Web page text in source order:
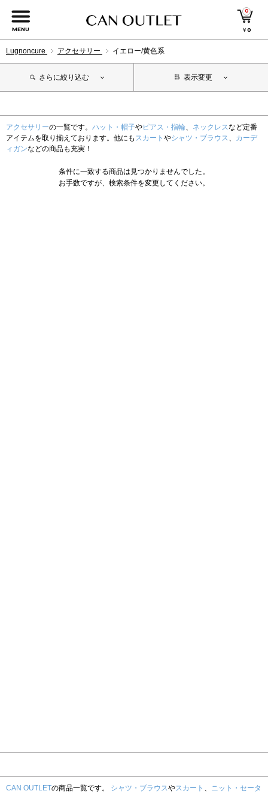
MENU
0
￥0
Lugnoncure アクセサリー イエロー/黄色系
さらに絞り込む 表示変更
アクセサリーの一覧です。 ハット・帽子やピアス・指輪、 ネックレスなど定番
アイテムを取り揃えております。他にも スカート やシャツ・ブラウス、 カーデ
ィガンなどの商品も充実！
条件に一致する商品は見つかりませんでした。
お手数ですが、検索条件を変更してください。
CAN OUTLETの商品一覧です。 シャツ・ブラウスやスカート 、 ニット・セータ